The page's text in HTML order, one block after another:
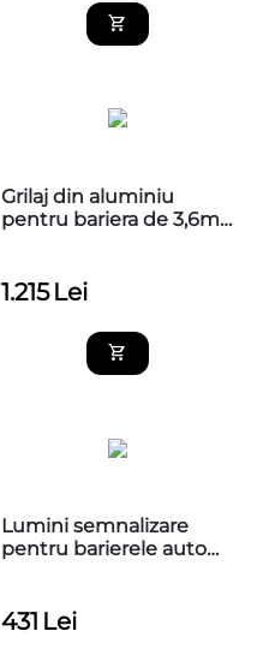
Grilaj din aluminiu
pentru bariera de 3,6m
1.215 Lei
Lumini semnalizare
pentru barierele auto
431 Lei